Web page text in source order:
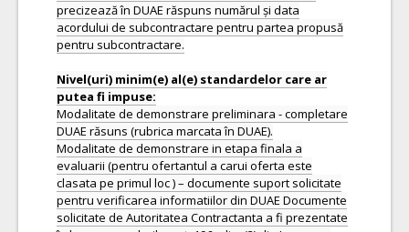
precizează în DUAE răspuns numărul și data
acordului de subcontractare pentru partea propusă
pentru subcontractare.
Nivel(uri) minim(e) al(e) standardelor care ar
Modalitate de demonstrare preliminara - completare
DUAE răsuns (rubrica marcata în DUAE).
Modalitate de demonstrare in etapa finala a
evaluarii (pentru ofertantul a carui oferta este
clasata pe primul loc ) – documente suport solicitate
pentru verificarea informatiilor din DUAE Documente
solicitate de Autoritatea Contractanta a fi prezentate